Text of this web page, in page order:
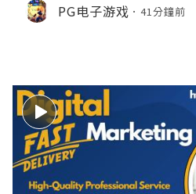
PG电子游戏 41分鐘前